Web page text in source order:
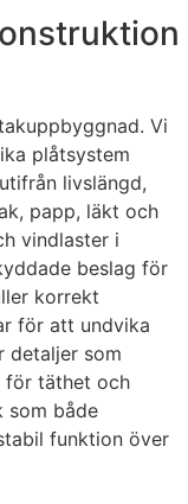
Vi
plåtsystem
livslängd,
papp, läkt och
vindlaster i
beslag för
korrekt
för att undvika
detaljer som
för täthet och
som både
funktion över